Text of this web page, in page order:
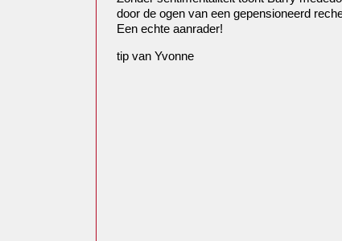
door de ogen van een gepensioneerd
Een echte aanrader!
tip van Yvonne